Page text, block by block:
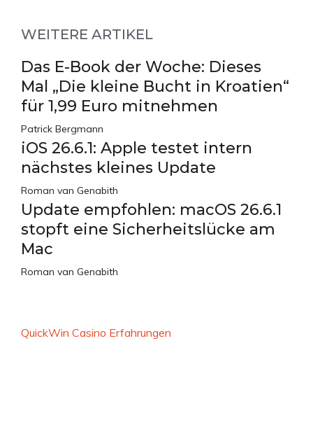
WEITERE ARTIKEL
Das E-Book der Woche: Dieses
Mal „Die kleine Bucht in Kroatien“
für 1,99 Euro mitnehmen
Patrick Bergmann
iOS 26.6.1: Apple testet intern
nächstes kleines Update
Roman van Genabith
Update empfohlen: macOS 26.6.1
stopft eine Sicherheitslücke am
Mac
Roman van Genabith
QuickWin Casino Erfahrungen